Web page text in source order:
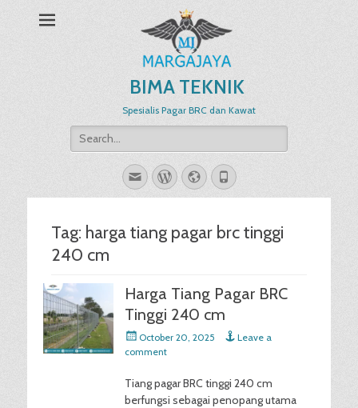
BIMA TEKNIK
Spesialis Pagar BRC dan Kawat
Search
for:
EmailWordPress
WebsitePhone
Tag: harga tiang pagar brc tinggi
240 cm
Harga Tiang Pagar BRC
Tinggi 240 cm
Posted
on
October 20, 2025
Leave a
comment
Tiang pagar BRC tinggi 240 cm
berfungsi sebagai penopang utama